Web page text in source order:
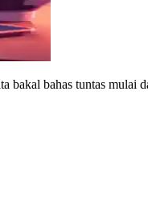
bahas tuntas mulai